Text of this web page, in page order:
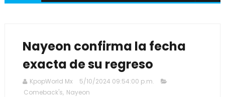
Nayeon confirma la fecha
exacta de su regreso
KpopWorld Mx
5/10/2024 09:54:00 p.m.
Comeback's, Nayeon